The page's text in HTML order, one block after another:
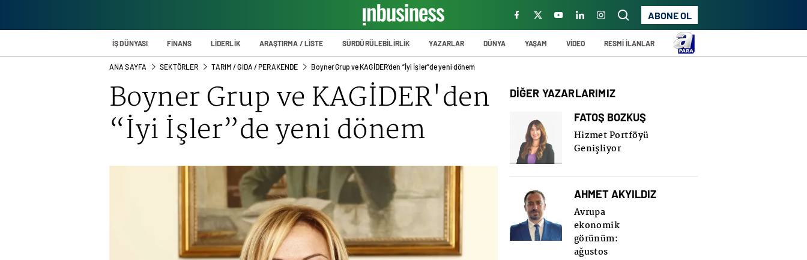
ABONE OL
İŞ DÜNYASI FİNANS LİDERLİK ARAŞTIRMA / LİSTE SÜRDÜRÜLEBİLİRLİK YAZARLAR DÜNYA YAŞAM VİDEO RESMİ İLANLAR
ANA SAYFA SEKTÖRLER TARIM / GIDA / PERAKENDE Boyner Grup ve KAGİDER'den “İyi İşler”de yeni dönem
Boyner Grup ve KAGİDER'den
“İyi İşler”de yeni dönem
DİĞER YAZARLARIMIZ
FATOŞ BOZKUŞ
Hizmet Portföyü
Genişliyor
AHMET AKYILDIZ
Avrupa
ekonomik
görünüm:
ağustos